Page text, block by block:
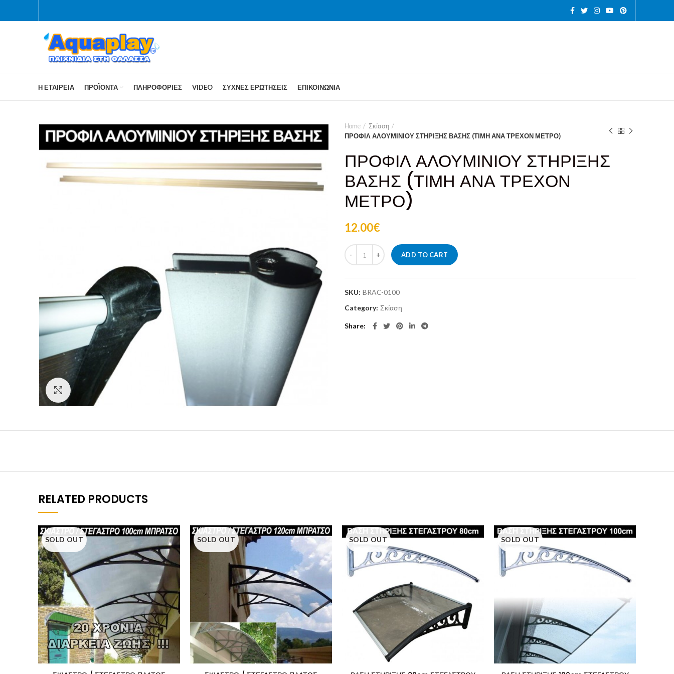
Η ΕΤΑΙΡΕΊΑ ΠΡΟΪΌΝΤΑ ΠΛΗΡΟΦΟΡΊΕΣ VIDEO ΣΥΧΝΈΣ ΕΡΩΤΉΣΕΙΣ ΕΠΙΚΟΙΝΩΝΊΑ
Click to enlarge
Home
Σκίαση
ΠΡΟΦΙΛ ΑΛΟΥΜΙΝΙΟΥ ΣΤΗΡΙΞΗΣ ΒΑΣΗΣ (ΤΙΜΗ ΑΝΑ ΤΡΕΧΟΝ ΜΕΤΡΟ)
ΠΡΟΦΙΛ ΑΛΟΥΜΙΝΙΟΥ ΣΤΗΡΙΞΗΣ
ΒΑΣΗΣ (ΤΙΜΗ ΑΝΑ ΤΡΕΧΟΝ
ΜΕΤΡΟ)
12.00€
ADD TO CART
SKU: BRAC-0100
Category: Σκίαση
Share
RELATED PRODUCTS
SOLD OUT SOLD OUT SOLD OUT SOLD OUT